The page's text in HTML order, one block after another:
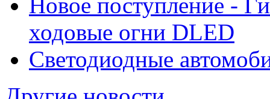
Новое поступление -
ходовые огни DLED
Светодиодные